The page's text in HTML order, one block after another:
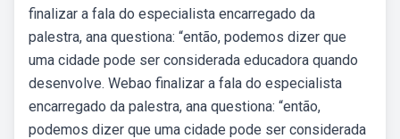
finalizar a fala do especialista encarregado da
palestra, ana questiona: “então, podemos dizer que
uma cidade pode ser considerada educadora quando
desenvolve. Webao finalizar a fala do especialista
encarregado da palestra, ana questiona: “então,
podemos dizer que uma cidade pode ser considerada